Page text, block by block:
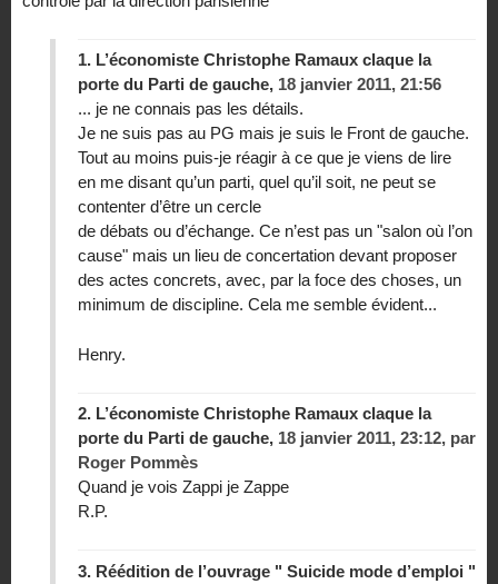
1. L’économiste Christophe Ramaux claque la
porte du Parti de gauche, 18 janvier 2011, 21:56
... je ne connais pas les détails.
Je ne suis pas au PG mais je suis le Front de gauche.
Tout au moins puis-je réagir à ce que je viens de lire
en me disant qu’un parti, quel qu’il soit, ne peut se
contenter d’être un cercle
de débats ou d’échange. Ce n’est pas un "salon où l’on
cause" mais un lieu de concertation devant proposer
des actes concrets, avec, par la foce des choses, un
minimum de discipline. Cela me semble évident...
Henry.
2. L’économiste Christophe Ramaux claque la
porte du Parti de gauche, 18 janvier 2011, 23:12, par
Roger Pommès
Quand je vois Zappi je Zappe
R.P.
3. Réédition de l’ouvrage " Suicide mode d’emploi "